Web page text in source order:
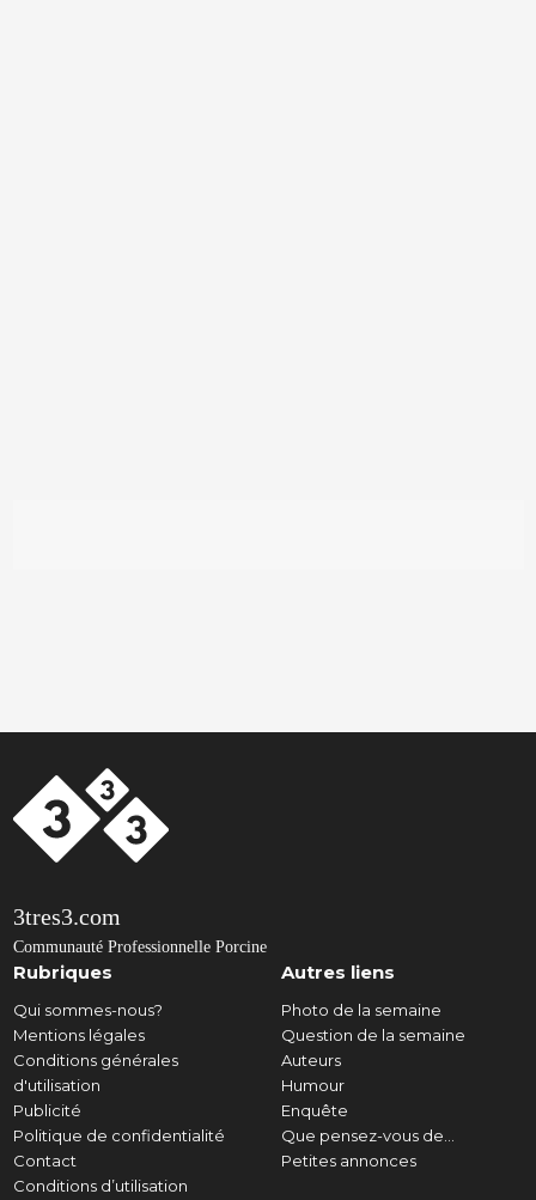
3tres3.com
Communauté Professionnelle Porcine
Rubriques
Qui sommes-nous?
Mentions légales
Conditions générales
d'utilisation
Publicité
Politique de confidentialité
Contact
Conditions d’utilisation
Autres liens
Photo de la semaine
Question de la semaine
Auteurs
Humour
Enquête
Que pensez-vous de...
Petites annonces